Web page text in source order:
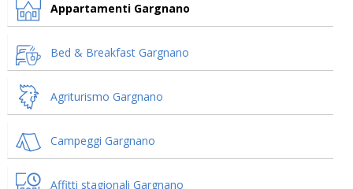
Appartamenti Gargnano
Bed & Breakfast Gargnano
Agriturismo Gargnano
Campeggi Gargnano
Affitti stagionali Gargnano